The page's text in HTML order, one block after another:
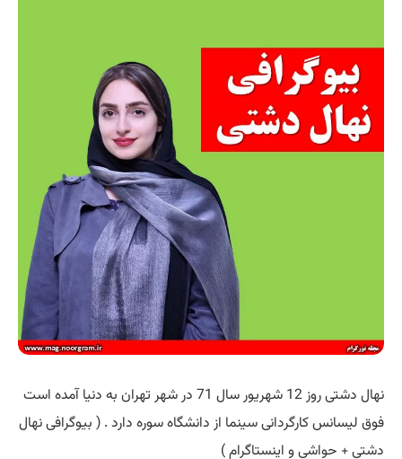
نهال دشتی روز 12 شهریور سال 71 در شهر تهران به دنیا آمده است
فوق لیسانس کارگردانی سینما از دانشگاه سوره دارد . ( بیوگرافی نهال
دشتی + حواشی و اینستاگرام )